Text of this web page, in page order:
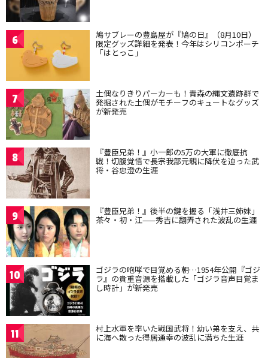
6 鳩サブレーの豊島屋が『鳩の日』（8月10日）
限定グッズ詳細を発表！今年はシリコンポーチ
「はとっこ」
7 土偶なりきりパーカーも！青森の縄文遺跡群で
発掘された土偶がモチーフのキュートなグッズ
が新発売
8 『豊臣兄弟！』小一郎の5万の大軍に徹底抗
戦！切腹覚悟で長宗我部元親に降伏を迫った武
将・谷忠澄の生涯
9 『豊臣兄弟！』後半の鍵を握る「浅井三姉妹」
茶々・初・江——秀吉に翻弄された波乱の生涯
10 ゴジラの咆哮で目覚める朝…1954年公開『ゴジ
ラ』の貴重音源を搭載した「ゴジラ音声目覚ま
し時計」が新発売
11 村上水軍を率いた戦国武将！幼い弟を支え、共
に海へ散った得居通幸の波乱に満ちた生涯